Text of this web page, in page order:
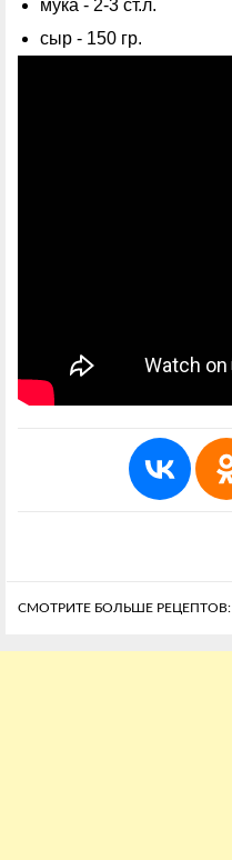
мука - 2-3 ст.л.
сыр - 150 гр.
СМОТРИТЕ БОЛЬШЕ РЕЦЕПТОВ: